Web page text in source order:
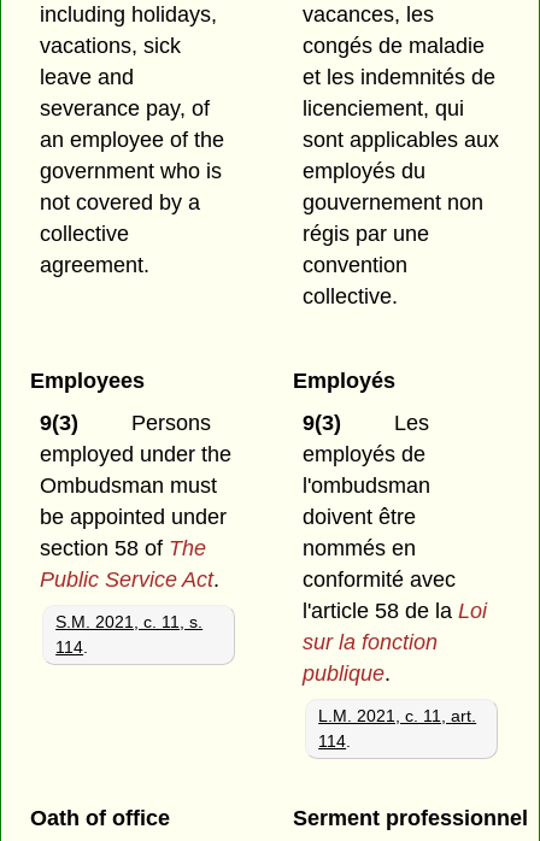
including holidays,
vacations, sick
leave and
severance pay, of
an employee of the
government who is
not covered by a
collective
agreement.
vacances, les
congés de maladie
et les indemnités de
licenciement, qui
sont applicables aux
employés du
gouvernement non
régis par une
convention
collective.
Employees
9(3)
Persons
employed under the
Ombudsman must
be appointed under
section 58 of The
Public Service Act.
S.M. 2021, c. 11, s.
114.
Employés
9(3)
Les
employés de
l'ombudsman
doivent être
nommés en
conformité avec
l'article 58 de laLoi
sur la fonction
publique.
L.M. 2021, c. 11, art.
114.
Oath of office
Serment professionnel